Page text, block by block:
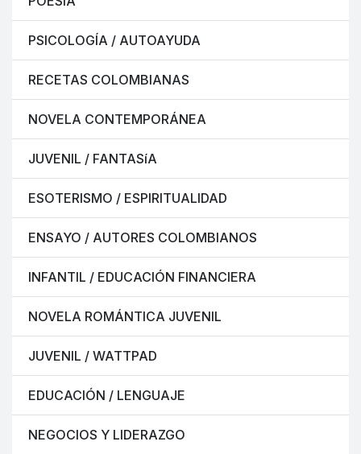
PSICOLOGÍA / AUTOAYUDA
RECETAS COLOMBIANAS
NOVELA CONTEMPORÁNEA
JUVENIL / FANTASíA
ESOTERISMO / ESPIRITUALIDAD
ENSAYO / AUTORES COLOMBIANOS
INFANTIL / EDUCACIÓN FINANCIERA
NOVELA ROMÁNTICA JUVENIL
JUVENIL / WATTPAD
EDUCACIÓN / LENGUAJE
NEGOCIOS Y LIDERAZGO